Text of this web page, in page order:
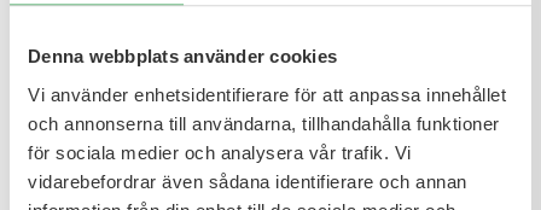
Denna webbplats använder cookies
Vi använder enhetsidentifierare för att anpassa innehållet
och annonserna till användarna, tillhandahålla funktioner
för sociala medier och analysera vår trafik. Vi
vidarebefordrar även sådana identifierare och annan
den digitala plattformen.
”Vi har bidraget till hälsofrämjande
arbetsplatser i över 20 år och sett hur svårt
det är för många arbetsgivare skapa
möjlighet till återhämtning. Reload by Promas